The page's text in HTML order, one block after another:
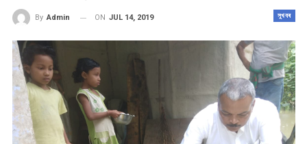
সুখবৰ
By Admin ON JUL 14, 2019